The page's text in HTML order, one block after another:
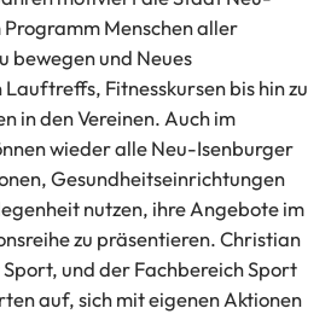
Menschen aller
bewegen und Neues
Fitnesskursen bis hin zu
in den Vereinen. Auch im
wieder alle Neu-Isenburger
Gesundheitseinrichtungen
nutzen, ihre Angebote im
zu präsentieren. Christian
und der Fachbereich Sport
auf, sich mit eigenen Aktionen